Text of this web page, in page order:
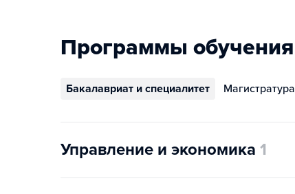
Программы обучения
Бакалавриат и специалитет Магистратура
Управление и экономика 1